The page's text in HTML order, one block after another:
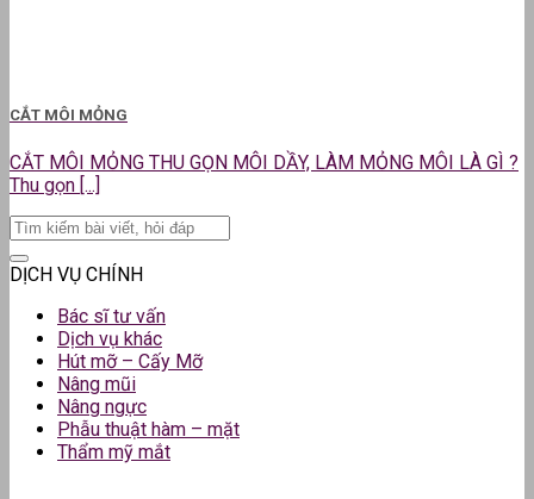
CẮT MÔI MỎNG
CẮT MÔI MỎNG THU GỌN MÔI DẦY, LÀM MỎNG MÔI LÀ GÌ ?
Thu gọn [...]
DỊCH VỤ CHÍNH
Bác sĩ tư vấn
Dịch vụ khác
Hút mỡ – Cấy Mỡ
Nâng mũi
Nâng ngực
Phẫu thuật hàm – mặt
Thẩm mỹ mắt